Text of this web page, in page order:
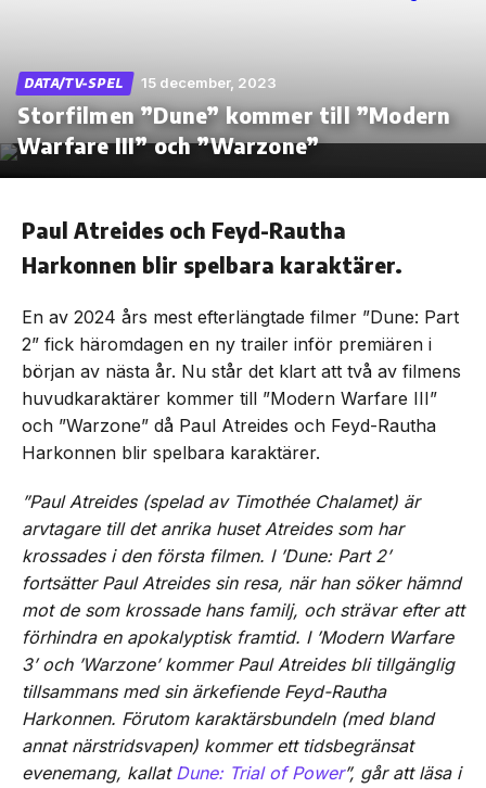
Skip
the
DATA/TV-SPEL 15 december, 2023
Storfilmen ”Dune” kommer till ”Modern
Warfare III” och ”Warzone”
Paul Atreides och Feyd-Rautha
Harkonnen blir spelbara karaktärer.
En av 2024 års mest efterlängtade filmer ”Dune: Part
2” fick häromdagen en ny trailer inför premiären i
början av nästa år. Nu står det klart att två av filmens
huvudkaraktärer kommer till ”Modern Warfare III”
och ”Warzone” då Paul Atreides och Feyd-Rautha
Harkonnen blir spelbara karaktärer.
”Paul Atreides (spelad av Timothée Chalamet) är
arvtagare till det anrika huset Atreides som har
krossades i den första filmen. I ’Dune: Part 2’
fortsätter Paul Atreides sin resa, när han söker hämnd
mot de som krossade hans familj, och strävar efter att
förhindra en apokalyptisk framtid. I ’Modern Warfare
3’ och ’Warzone’ kommer Paul Atreides bli tillgänglig
tillsammans med sin ärkefiende Feyd-Rautha
Harkonnen. Förutom karaktärsbundeln (med bland
annat närstridsvapen) kommer ett tidsbegränsat
evenemang, kallat Dune: Trial of Power”, går att läsa i